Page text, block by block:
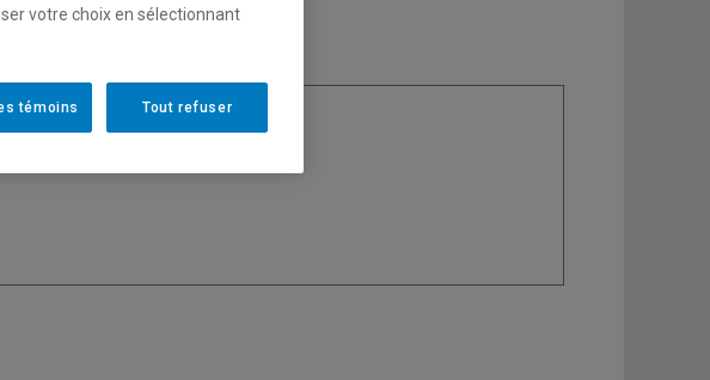
Discipline: Marketing
votre choix en sélectionnant
Tout refuser
témoins